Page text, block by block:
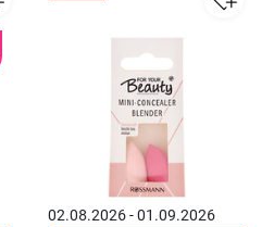
02.08.2026 - 01.09.2026